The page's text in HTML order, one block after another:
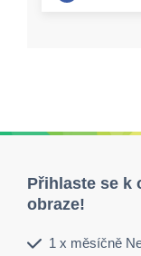
Přihlaste se k
obraze!
1 x měsíčně